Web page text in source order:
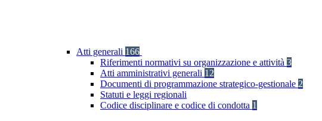
Atti generali 166
Riferimenti normativi su organizzazione e attività 3
Atti amministrativi generali 12
Documenti di programmazione strategico-gestionale 2
Statuti e leggi regionali
Codice disciplinare e codice di condotta 1